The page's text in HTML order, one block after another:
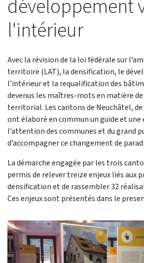
développement
l'intérieur
Avec la révision de la loi fédérale sur
territoire (LAT), la densification, le
l’intérieur et la requalification des
devenus les maîtres-mots en matière
territorial. Les cantons de Neuchâtel,
ont élaboré en commun un guide et une
l’attention des communes et du grand
d’accompagner ce changement de
La démarche engagée par les trois
permis de relever treize enjeux liés aux
densification et de rassembler 32
Ces enjeux sont présentés dans le